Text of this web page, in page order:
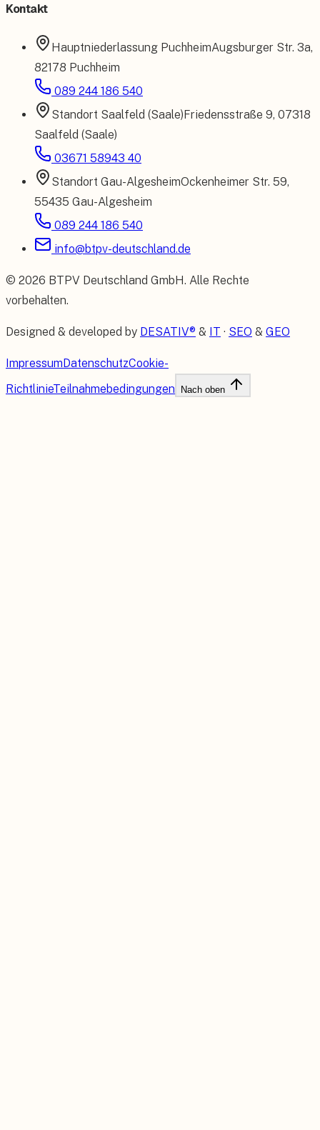
Kontakt
Hauptniederlassung PuchheimAugsburger Str. 3a,
82178 Puchheim
089 244 186 540
Standort Saalfeld (Saale)Friedensstraße 9, 07318
Saalfeld (Saale)
03671 58943 40
Standort Gau-AlgesheimOckenheimer Str. 59,
55435 Gau-Algesheim
089 244 186 540
info@btpv-deutschland.de
© 2026 BTPV Deutschland GmbH. Alle Rechte
vorbehalten.
Designed & developed by DESATIV® & IT · SEO & GEO
ImpressumDatenschutzCookie-
RichtlinieTeilnahmebedingungen Nach oben